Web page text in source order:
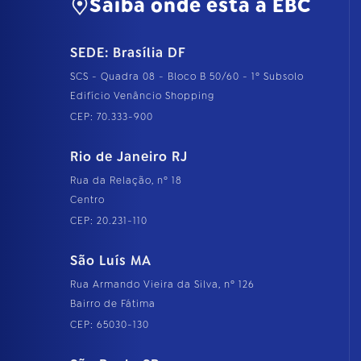
Saiba onde está a EBC
SEDE: Brasília DF
SCS - Quadra 08 - Bloco B 50/60 - 1º Subsolo
Edifício Venâncio Shopping
CEP: 70.333-900
Rio de Janeiro RJ
Rua da Relação, nº 18
Centro
CEP: 20.231-110
São Luís MA
Rua Armando Vieira da Silva, nº 126
Bairro de Fátima
CEP: 65030-130